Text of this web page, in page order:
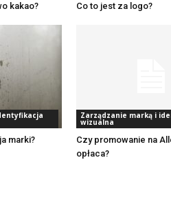
kakao? Co to jest za logo?
marki?
Zarządzanie marką i
wizualna
Czy promowanie na
opłaca?